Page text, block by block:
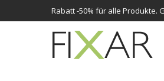
Rabatt -50% für alle Produkte.